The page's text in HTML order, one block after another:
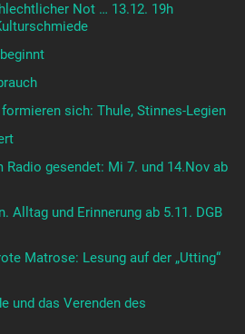
Not … 13.12. 19h
sich: Thule, Stinnes-Legien
Radio gesendet: Mi 7. und 14.Nov ab
Alltag und Erinnerung ab 5.11. DGB
Matrose: Lesung auf der „Utting“
und das Verenden des